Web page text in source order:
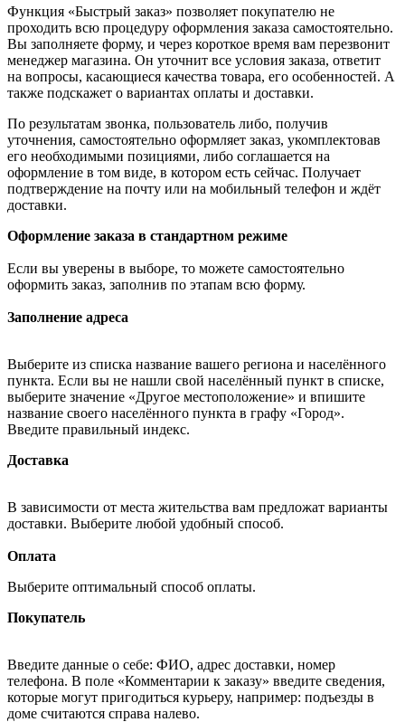
Функция «Быстрый заказ» позволяет покупателю не
проходить всю процедуру оформления заказа самостоятельно.
Вы заполняете форму, и через короткое время вам перезвонит
менеджер магазина. Он уточнит все условия заказа, ответит
на вопросы, касающиеся качества товара, его особенностей. А
также подскажет о вариантах оплаты и доставки.
По результатам звонка, пользователь либо, получив
уточнения, самостоятельно оформляет заказ, укомплектовав
его необходимыми позициями, либо соглашается на
оформление в том виде, в котором есть сейчас. Получает
подтверждение на почту или на мобильный телефон и ждёт
доставки.
Оформление заказа в стандартном режиме
Если вы уверены в выборе, то можете самостоятельно
оформить заказ, заполнив по этапам всю форму.
Заполнение адреса
Выберите из списка название вашего региона и населённого
пункта. Если вы не нашли свой населённый пункт в списке,
выберите значение «Другое местоположение» и впишите
название своего населённого пункта в графу «Город».
Введите правильный индекс.
Доставка
В зависимости от места жительства вам предложат варианты
доставки. Выберите любой удобный способ.
Оплата
Выберите оптимальный способ оплаты.
Покупатель
Введите данные о себе: ФИО, адрес доставки, номер
телефона. В поле «Комментарии к заказу» введите сведения,
которые могут пригодиться курьеру, например: подъезды в
доме считаются справа налево.